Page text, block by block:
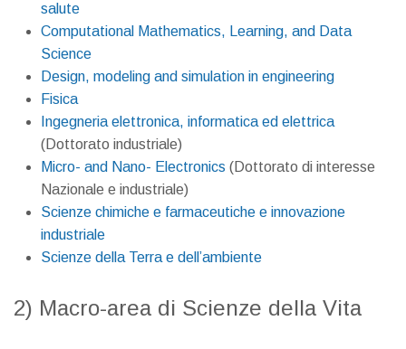
salute
Computational Mathematics, Learning, and Data
Science
Design, modeling and simulation in engineering
Fisica
Ingegneria elettronica, informatica ed elettrica
(Dottorato industriale)
Micro- and Nano- Electronics (Dottorato di interesse
Nazionale e industriale)
Scienze chimiche e farmaceutiche e innovazione
industriale
Scienze della Terra e dell’ambiente
2) Macro-area di Scienze della Vita